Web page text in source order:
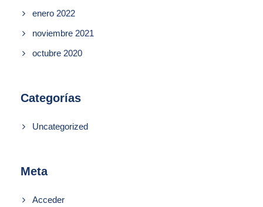
enero 2022
noviembre 2021
octubre 2020
Categorías
Uncategorized
Meta
Acceder